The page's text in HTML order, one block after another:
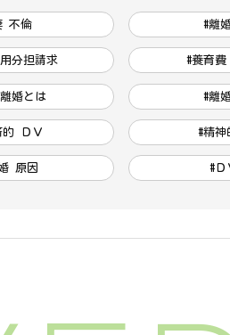
不倫 #離
分担請求 #養育
婚とは #離
的 ＤＶ #精神
原因 #